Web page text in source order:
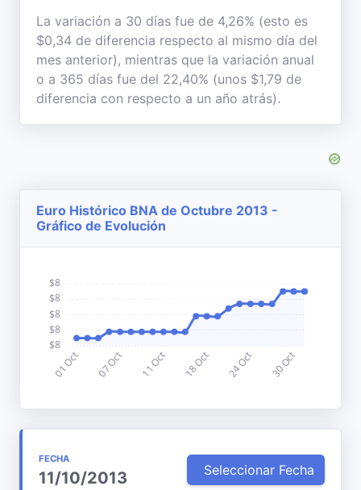
La variación a 30 días fue de 4,26% (esto es
$0,34 de diferencia respecto al mismo día del
mes anterior), mientras que la variación anual
o a 365 días fue del 22,40% (unos $1,79 de
diferencia con respecto a un año atrás).
Euro Histórico BNA de Octubre 2013 -
Gráfico de Evolución
FECHA
11/10/2013 Seleccionar Fecha